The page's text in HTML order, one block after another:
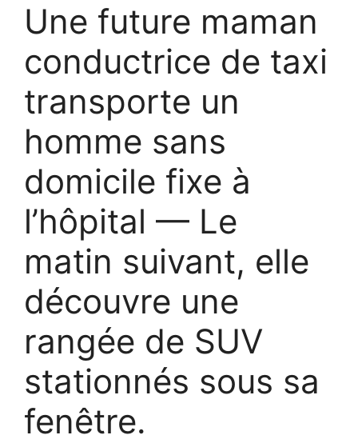
Une future maman
conductrice de taxi
transporte un
homme sans
domicile fixe à
l’hôpital — Le
matin suivant, elle
découvre une
rangée de SUV
stationnés sous sa
fenêtre.